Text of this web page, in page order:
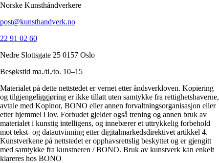
Norske Kunsthåndverkere
post@kunsthandverk.no
22 91 02 60
Nedre Slottsgate 25 0157 Oslo
Besøkstid ma./ti./to. 10–15
Materialet på dette nettstedet er vernet etter åndsverkloven. Kopiering
og tilgjengeliggjøring er ikke tillatt uten samtykke fra rettighetshaverne,
avtale med Kopinor, BONO eller annen forvaltningsorganisasjon eller
etter hjemmel i lov. Forbudet gjelder også trening og annen bruk av
materialet i kunstig intelligens, og innebærer et uttrykkelig forbehold
mot tekst- og datautvinning etter digitalmarkedsdirektivet artikkel 4.
Kunstverkene på nettstedet er opphavsrettslig beskyttet og er gjengitt
med samtykke fra kunstneren / BONO. Bruk av kunstverk kan enkelt
klareres hos BONO